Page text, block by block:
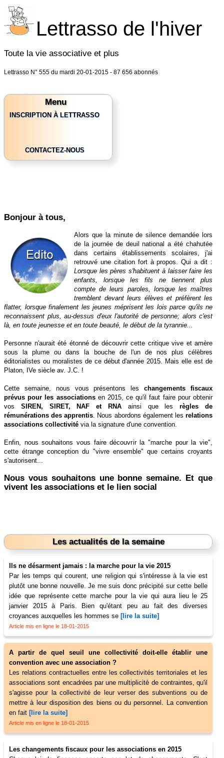
Lettrasso de l'hiver
Toute la vie associative et plus
Lettrasso N° 555 du mardi 20-01-2015 - 87 656 abonnés
Menu
INSCRIPTION À LETTRASSO
CONTACTEZ-NOUS
Bonjour à tous,
Alors que la minute de silence demandée lors
de la journée de deuil national a été chahutée
dans certains établissements scolaires, j'ai
retrouvé une citation fort à propos. Qui a dit :
Lorsque les pères s'habituent à laisser faire les
enfants, lorsque les fils ne tiennent plus
compte de leurs paroles, lorsque les maîtres
tremblent devant leurs élèves et préfèrent les
flatter, lorsque finalement les jeunes méprisent les lois parce qu'ils ne
reconnaissent plus, au-dessus d'eux l'autorité de personne; alors c'est
là, en toute jeunesse et en toute beauté, le début de la tyrannie...
Personne n'aurait été étonné de découvrir cette critique vive et amère
sous la plume ou dans la bouche de l'un de nos plus célèbres
éditorialistes ou moralistes de ce début d'année 2015. Mais elle est de
Platon, IVe siècle av. J.C. !
Cette semaine, nous vous présentons leschangements fiscaux
prévus pour les associationsen 2015, ce qu'il faut faire pour obtenir
vos SIREN, SIRET, NAF et RNA ainsi que lesrègles de
rémunérations des apprentis . Nous abordons également lesrelations
associations collectivité via la signature d'une convention.
Enfin, nous souhaitons vous faire découvrir la "marche pour la vie",
cette étrange conception du "vivre ensemble" que certains croyants
s'autorisent...
Nous vous souhaitons une bonne semaine. Et que
vivent les associations et le lien social
Les actualités de la semaine
Ils ne désarment jamais : la marche pour la vie 2015
Par les temps qui courent, une religion qui s'intéresse à la vie est
plutôt une bonne nouvelle. Je me suis donc précipité sur cette belle
idée que représente cette marche pour la vie qui aura lieu le 25
janvier 2015 à Paris. Bien qu'étant peu au fait des diverses
croyances auxquelles les hommes se [lire la suite]
Article mis en ligne le 18-01-2015
A partir de quel seuil une collectivité doit-elle établir une
convention avec une association ?
Les relations contractuelles entre les collectivités territoriales et les
associations sont encadrées par une multiplicité de contraintes, qu'il
s'agisse pour la collectivité de leur verser des subventions ou de
mettre à leur disposition des biens ou du personnel. La convention
en fait [lire la suite]
Article mis en ligne le 18-01-2015
Les changements fiscaux pour les associations en 2015